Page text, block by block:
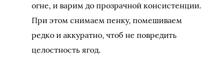
огне, и варим до прозрачной консистенции.
При этом снимаем пенку, помешиваем
редко и аккуратно, чтоб не повредить
целостность ягод.